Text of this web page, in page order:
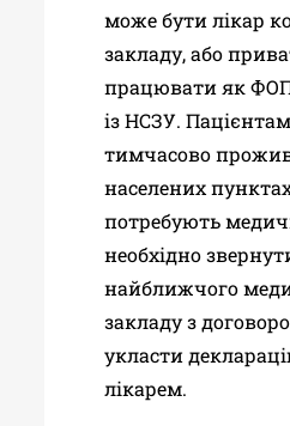
може бути лікар
закладу, або
працювати як
із НСЗУ.
тимчасово
населених
потребують
необхідно
найближчого
закладу з
укласти
лікарем.